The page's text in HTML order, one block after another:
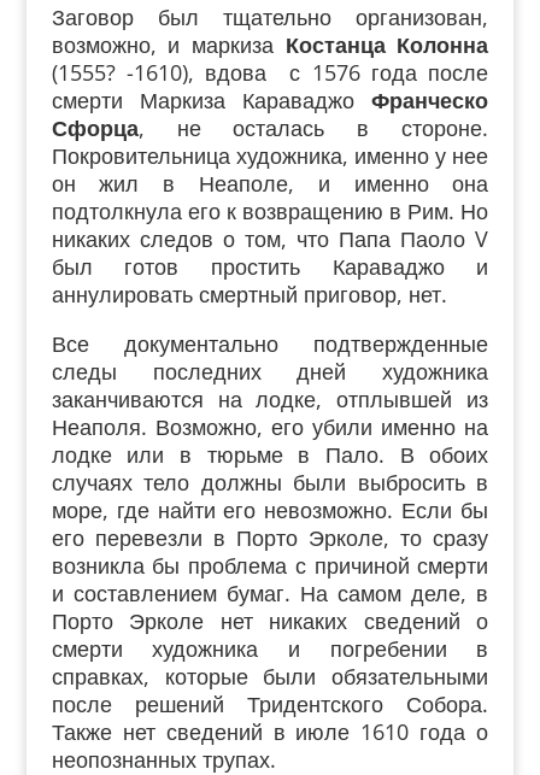
Заговор был тщательно организован,
возможно, и маркиза Костанца Колонна
(1555? -1610), вдова с 1576 года после
смерти Маркиза Караваджо Франческо
Сфорца, не осталась в стороне.
Покровительница художника, именно у нее
он жил в Неаполе, и именно она
подтолкнула его к возвращению в Рим. Но
никаких следов о том, что Папа Паоло V
был готов простить Караваджо и
аннулировать смертный приговор, нет.
Все документально подтвержденные
следы последних дней художника
заканчиваются на лодке, отплывшей из
Неаполя. Возможно, его убили именно на
лодке или в тюрьме в Пало. В обоих
случаях тело должны были выбросить в
море, где найти его невозможно. Если бы
его перевезли в Порто Эрколе, то сразу
возникла бы проблема с причиной смерти
и составлением бумаг. На самом деле, в
Порто Эрколе нет никаких сведений о
смерти художника и погребении в
справках, которые были обязательными
после решений Тридентского Собора.
Также нет сведений в июле 1610 года о
неопознанных трупах.